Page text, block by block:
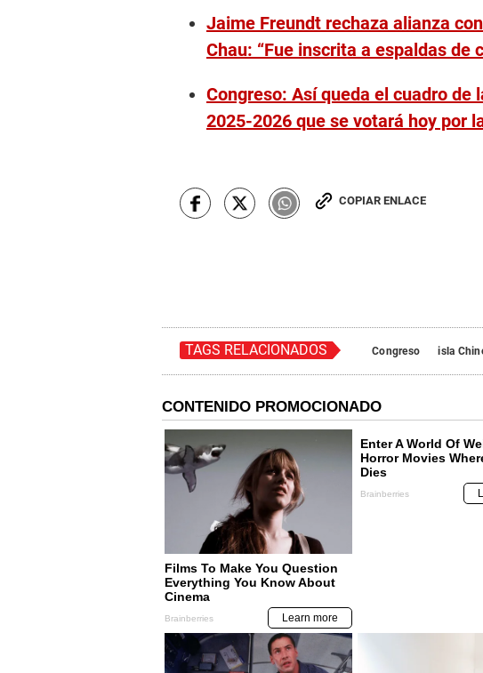
Jaime Freundt rechaza alianza
Chau: “Fue inscrita a espaldas de
Congreso: Así queda el cuadro de
2025-2026 que se votará hoy por
COPIAR ENLACE
TAGS RELACIONADOS Congreso isla